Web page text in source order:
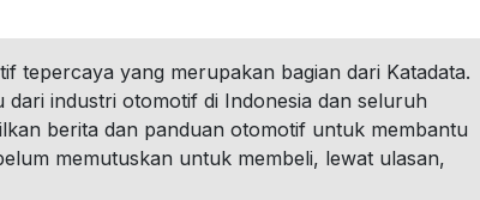
tepercaya yang merupakan bagian dari Katadata.
industri otomotif di Indonesia dan seluruh
berita dan panduan otomotif untuk membantu
memutuskan untuk membeli, lewat ulasan,